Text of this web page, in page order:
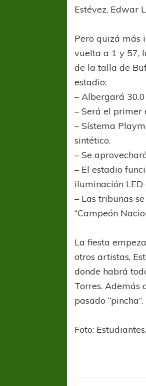
Estévez, Edwar
Pero quizá más
vuelta a 1 y 57,
de la talla de
estadio:
– Albergará
– Será el primer
– Sístema
sintético.
– Se
– El estadio
iluminación
– Las tribunas
“Campeón
La fiesta
otros artistas,
donde habrá
Torres. Además
pasado
Foto: Estudiantes.